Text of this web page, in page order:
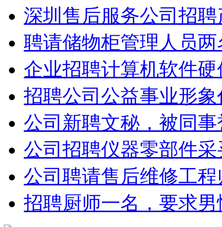
深圳售后服务公司招
聘请储物柜管理人员两
企业招聘计算机软件
招聘公司公益事业形
公司新聘文秘，被同
公司招聘仪器零部件
公司聘请售后维修工
招聘厨师一名，要求男